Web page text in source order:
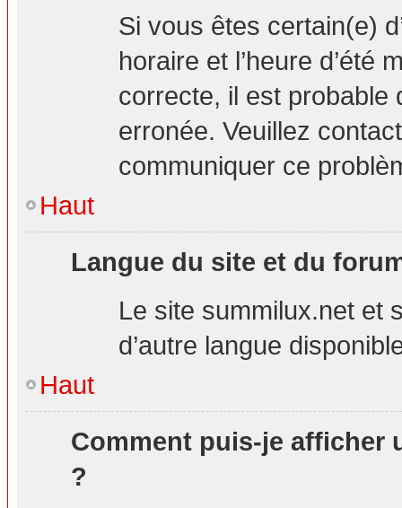
Si vous êtes certain(e)
horaire et l’heure d’été
correcte, il est probable
erronée. Veuillez
communiquer ce
Haut
Langue du site et du
Le site summilux.net et
d’autre langue
Haut
Comment puis-je afficher
?